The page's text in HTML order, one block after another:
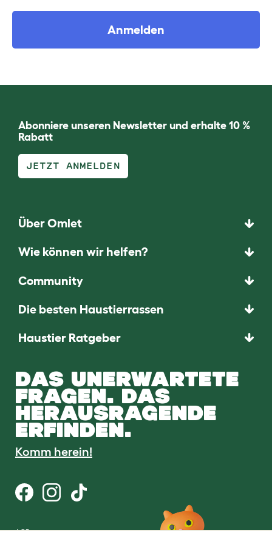
Anmelden
Abonniere unseren Newsletter und erhalte 10 %
Rabatt
JETZT ANMELDEN
Über Omlet
Wie können wir helfen?
Community
Die besten Haustierrassen
Haustier Ratgeber
DAS UNERWARTETE
FRAGEN. DAS
HERAUSRAGENDE
ERFINDEN.
Komm herein!